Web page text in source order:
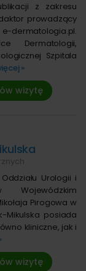
z zakresu
prowadzący
dermatologia.pl.
Dermatologii,
Szpitala
»
wizytę
Urologii i
Pirogowa w
Mikulska posiada
kliniczne, jak i
wizytę